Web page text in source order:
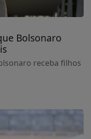
Bolsonaro
receba filhos